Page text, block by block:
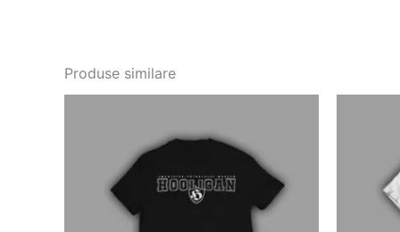
Produse similare